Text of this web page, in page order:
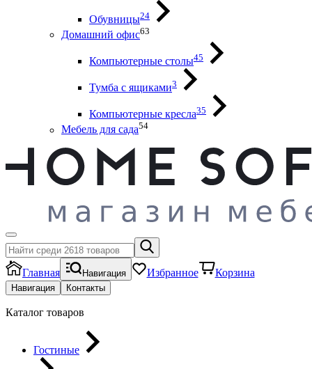
Обувницы24
Домашний офис63
Компьютерные столы45
Тумба с ящиками3
Компьютерные кресла35
Мебель для сада54
Главная Навигация Избранное Корзина
Навигация Контакты
Каталог товаров
Гостиные